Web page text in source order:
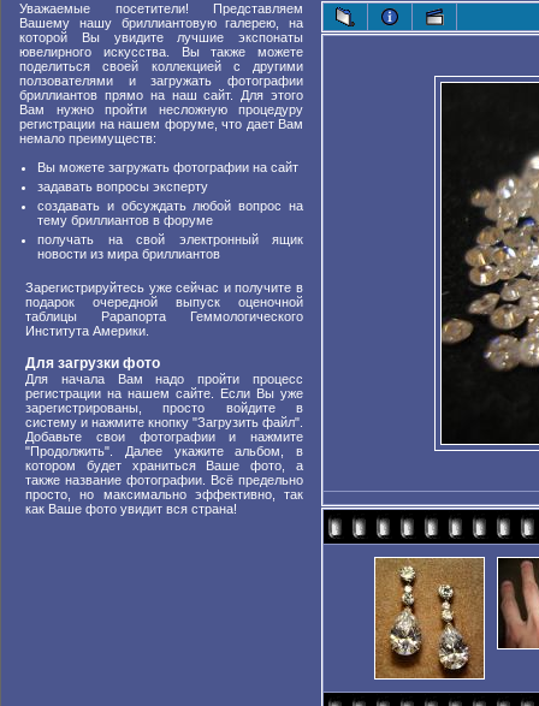
Уважаемые посетители! Представляем
Вашему нашу бриллиантовую галерею, на
которой Вы увидите лучшие экспонаты
ювелирного искусства. Вы также можете
поделиться своей коллекцией с другими
ползователями и загружать фотографии
бриллиантов прямо на наш сайт. Для этого
Вам нужно пройти несложную процедуру
регистрации на нашем форуме, что дает Вам
немало преимуществ:
Вы можете загружать фотографии на сайт
задавать вопросы эксперту
создавать и обсуждать любой вопрос на
тему бриллиантов в форуме
получать на свой электронный ящик
новости из мира бриллиантов
Зарегистрируйтесь уже сейчас и получите в
подарок очередной выпуск оценочной
таблицы Рарапорта Геммологического
Института Америки.
Для загрузки фото
Для начала Вам надо пройти процесс
регистрации на нашем сайте. Если Вы уже
зарегистрированы, просто войдите в
систему и нажмите кнопку "Загрузить файл".
Добавьте свои фотографии и нажмите
"Продолжить". Далее укажите альбом, в
котором будет храниться Ваше фото, а
также название фотографии. Всё предельно
просто, но максимально эффективно, так
как Ваше фото увидит вся страна!